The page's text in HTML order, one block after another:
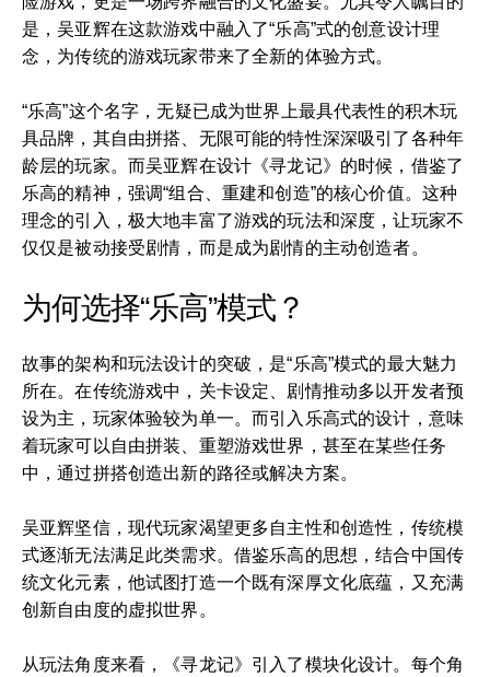
是，吴亚辉在这款游戏中融入了“乐高”式的创意设计理
念，为传统的游戏玩家带来了全新的体验方式。
“乐高”这个名字，无疑已成为世界上最具代表性的积木玩
具品牌，其自由拼搭、无限可能的特性深深吸引了各种年
龄层的玩家。而吴亚辉在设计《寻龙记》的时候，借鉴了
乐高的精神，强调“组合、重建和创造”的核心价值。这种
理念的引入，极大地丰富了游戏的玩法和深度，让玩家不
仅仅是被动接受剧情，而是成为剧情的主动创造者。
为何选择“乐高”模式？
故事的架构和玩法设计的突破，是“乐高”模式的最大魅力
所在。在传统游戏中，关卡设定、剧情推动多以开发者预
设为主，玩家体验较为单一。而引入乐高式的设计，意味
着玩家可以自由拼装、重塑游戏世界，甚至在某些任务
中，通过拼搭创造出新的路径或解决方案。
吴亚辉坚信，现代玩家渴望更多自主性和创造性，传统模
式逐渐无法满足此类需求。借鉴乐高的思想，结合中国传
统文化元素，他试图打造一个既有深厚文化底蕴，又充满
创新自由度的虚拟世界。
从玩法角度来看，《寻龙记》引入了模块化设计。每个角